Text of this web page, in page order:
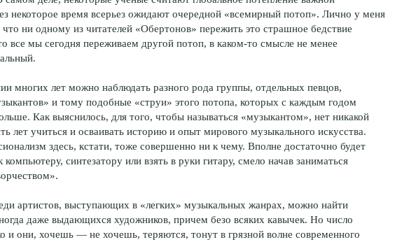
некоторое время всерьез ожидают очередной «всемирный потоп». Лично у меня
что ни одному из читателей «Обертонов» пережить это страшное бедствие
все мы сегодня переживаем другой потоп, в каком-то смысле не менее
многих лет можно наблюдать разного рода группы, отдельных певцов,
и тому подобные «струи» этого потопа, которых с каждым годом
Как выяснилось, для того, чтобы называться «музыкантом», нет никакой
лет учиться и осваивать историю и опыт мирового музыкального искусства.
здесь, кстати, тоже совершенно ни к чему. Вполне достаточно будет
синтезатору или взять в руки гитару, смело начав заниматься
артистов, выступающих в «легких» музыкальных жанрах, можно найти
даже выдающихся художников, причем безо всяких кавычек. Но число
и они, хочешь — не хочешь, теряются, тонут в грязной волне современного